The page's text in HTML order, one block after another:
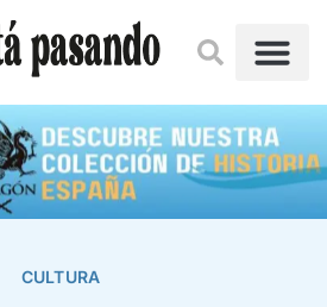
CULTURA